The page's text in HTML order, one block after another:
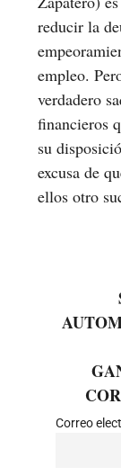
reducir la
empleo.
verdadero
financieros
su
excusa de
ellos otro
Correo